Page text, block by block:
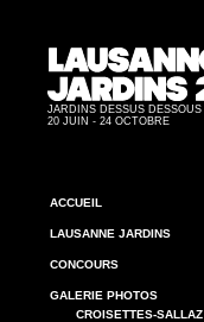
JARDINS DESSUS DESSOUS
20 JUIN - 24 OCTOBRE
ACCUEIL
LAUSANNE JARDINS
CONCOURS
GALERIE PHOTOS
CROISETTES-SALLAZ